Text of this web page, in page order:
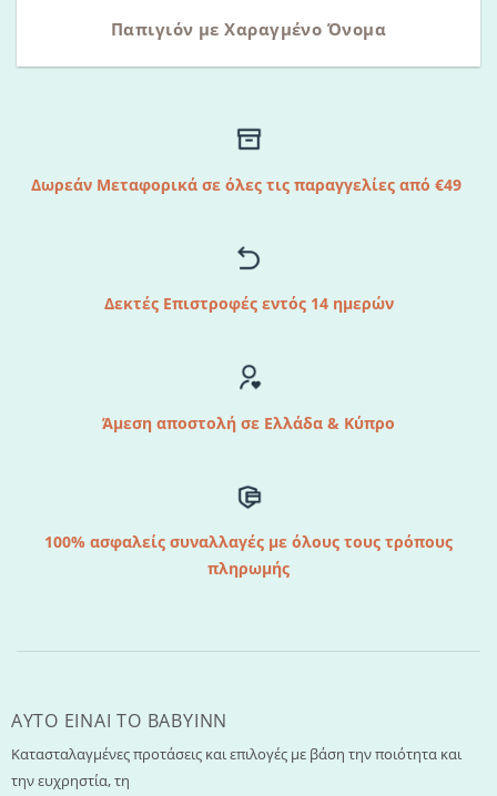
Παπιγιόν με Χαραγμένο Όνομα
Δωρεάν Μεταφορικά σε όλες τις παραγγελίες από €49
Δεκτές Επιστροφές εντός 14 ημερών
Άμεση αποστολή σε Ελλάδα & Κύπρο
100% ασφαλείς συναλλαγές με όλους τους τρόπους
πληρωμής
AYTO EINAI TO ΒΑΒΥΙΝΝ
Κατασταλαγμένες προτάσεις και επιλογές με βάση την ποιότητα και
την ευχρηστία, τη